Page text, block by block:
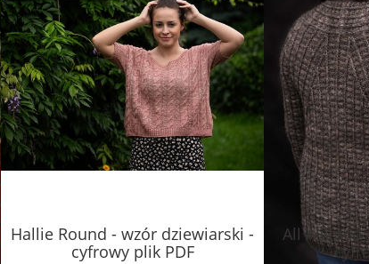
Hallie Round - wzór dziewiarski -
cyfrowy plik PDF
All Aligned